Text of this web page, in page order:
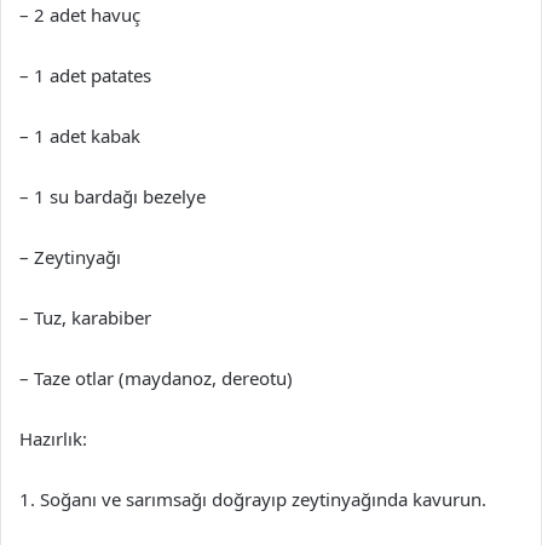
– 2 adet havuç
– 1 adet patates
– 1 adet kabak
– 1 su bardağı bezelye
– Zeytinyağı
– Tuz, karabiber
– Taze otlar (maydanoz, dereotu)
Hazırlık:
1. Soğanı ve sarımsağı doğrayıp zeytinyağında kavurun.